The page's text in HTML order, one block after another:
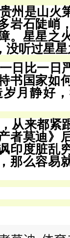
州是山火
岩石陡峭
。星星之
没听过星
日比一日
书国家如
月静好
从来都紧
者莫迪》
印度脏乱
那么容易